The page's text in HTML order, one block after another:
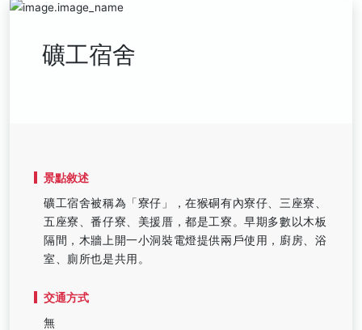
礦工宿舍
景點敘述
礦工宿舍被稱為「寮仔」，在猴硐有內寮仔、三座寮、
五座寮、番仔寮、美援厝，都是工寮。早期多數以木板
隔間，木牆上開一小洞裝電燈提供兩戶使用，廚房、浴
室、廁所也是共用。
交通方式
無